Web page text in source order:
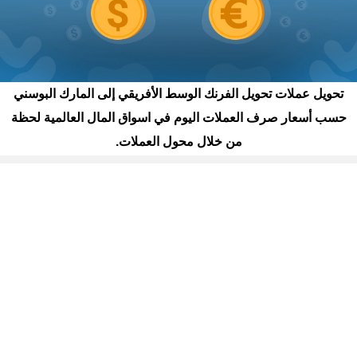
تحويل عملات تحويل الفرنك الوسط الأفريقي إلى المارك البوسني
حسب أسعار صرف العملات اليوم في اسواق المال العالمية لحظة
من خلال محول العملات.